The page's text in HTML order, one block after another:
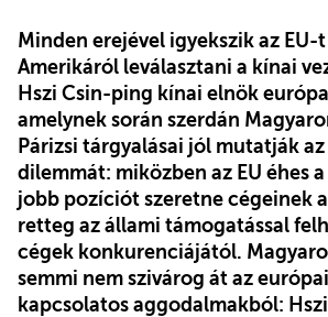
Minden erejével igyekszik az EU-
Amerikáról leválasztani a kínai
Hszi Csin-ping kínai elnök
amelynek során szerdán
Párizsi tárgyalásai jól mutatják
dilemmát: miközben az EU éhes
jobb pozíciót szeretne cégeinek
retteg az állami támogatással
cégek konkurenciájától.
semmi nem szivárog át az
kapcsolatos aggodalmakból: